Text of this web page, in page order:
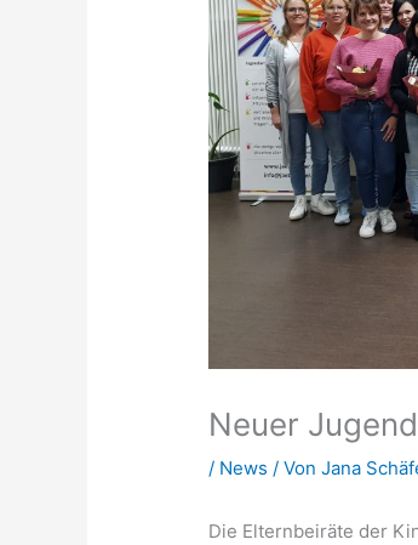
Neuer
/ News / VonJana
Die Elternbeiräte der